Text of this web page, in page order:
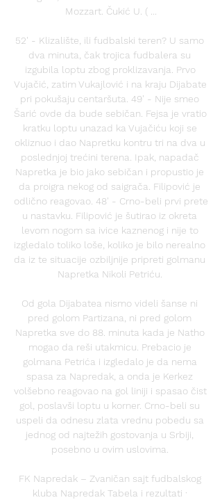
Mozzart. Čukić U. ( ...
52' - Klizalište, ili fudbalski teren? U samo
dva minuta, čak trojica fudbalera su
izgubila loptu zbog proklizavanja. Prvo
Vujačić, zatim Vukajlović i na kraju Dijabate
pri pokušaju centaršuta. 49' - Nije smeo
Šarić ovde da bude sebičan. Fejsa je vratio
kratku loptu unazad ka Vujačiću koji se
okliznuo i dao Napretku kontru tri na dva u
poslednjoj trećini terena. Ipak, napadač
Napretka je bio jako sebičan i propustio je
da proigra nekog od saigrača. Filipović je
odlično reagovao. 48' - Crno-beli prvi prete
u nastavku. Filipović je šutirao iz okreta
levom nogom sa ivice kaznenog i nije to
izgledalo toliko loše, koliko je bilo nerealno
da iz te situacije ozbiljnije pripreti golmanu
Napretka Nikoli Petriću.
Od gola Dijabatea nismo videli šanse ni
pred golom Partizana, ni pred golom
Napretka sve do 88. minuta kada je Natho
mogao da reši utakmicu. Prebacio je
golmana Petrića i izgledalo je da nema
spasa za Napredak, a onda je Kerkez
volšebno reagovao na gol liniji i spasao čist
gol, poslavši loptu u korner. Crno-beli su
uspeli da odnesu zlata vrednu pobedu sa
jednog od najtežih gostovanja u Srbiji,
posebno u ovim uslovima.
FK Napredak – Zvaničan sajt fudbalskog
kluba Napredak Tabela i rezultati ·